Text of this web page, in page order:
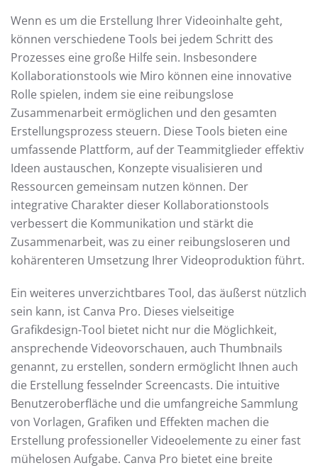
Wenn es um die Erstellung Ihrer Videoinhalte geht,
können verschiedene Tools bei jedem Schritt des
Prozesses eine große Hilfe sein. Insbesondere
Kollaborationstools wie Miro können eine innovative
Rolle spielen, indem sie eine reibungslose
Zusammenarbeit ermöglichen und den gesamten
Erstellungsprozess steuern. Diese Tools bieten eine
umfassende Plattform, auf der Teammitglieder effektiv
Ideen austauschen, Konzepte visualisieren und
Ressourcen gemeinsam nutzen können. Der
integrative Charakter dieser Kollaborationstools
verbessert die Kommunikation und stärkt die
Zusammenarbeit, was zu einer reibungsloseren und
kohärenteren Umsetzung Ihrer Videoproduktion führt.
Ein weiteres unverzichtbares Tool, das äußerst nützlich
sein kann, ist Canva Pro. Dieses vielseitige
Grafikdesign-Tool bietet nicht nur die Möglichkeit,
ansprechende Videovorschauen, auch Thumbnails
genannt, zu erstellen, sondern ermöglicht Ihnen auch
die Erstellung fesselnder Screencasts. Die intuitive
Benutzeroberfläche und die umfangreiche Sammlung
von Vorlagen, Grafiken und Effekten machen die
Erstellung professioneller Videoelemente zu einer fast
mühelosen Aufgabe. Canva Pro bietet eine breite